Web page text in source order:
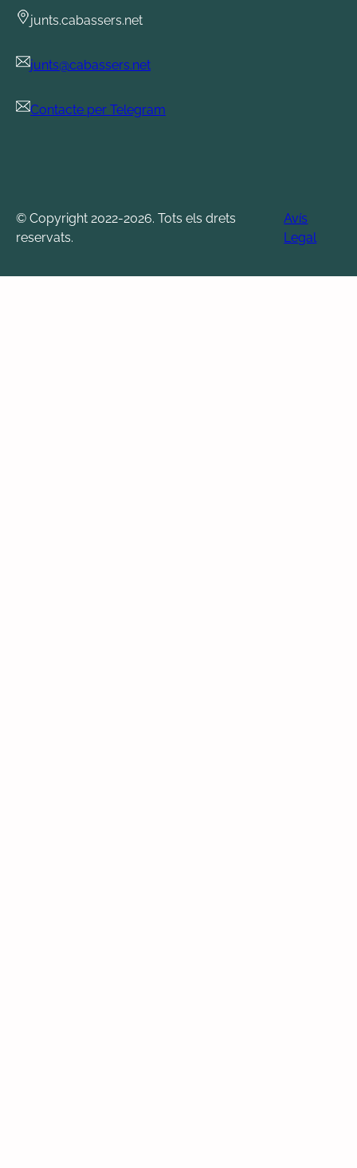
junts.cabassers.net
junts@cabassers.net
Contacte per Telegram
© Copyright 2022-2026. Tots els drets
reservats.
Avís
Legal